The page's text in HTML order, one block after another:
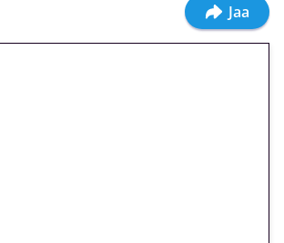
Jaa